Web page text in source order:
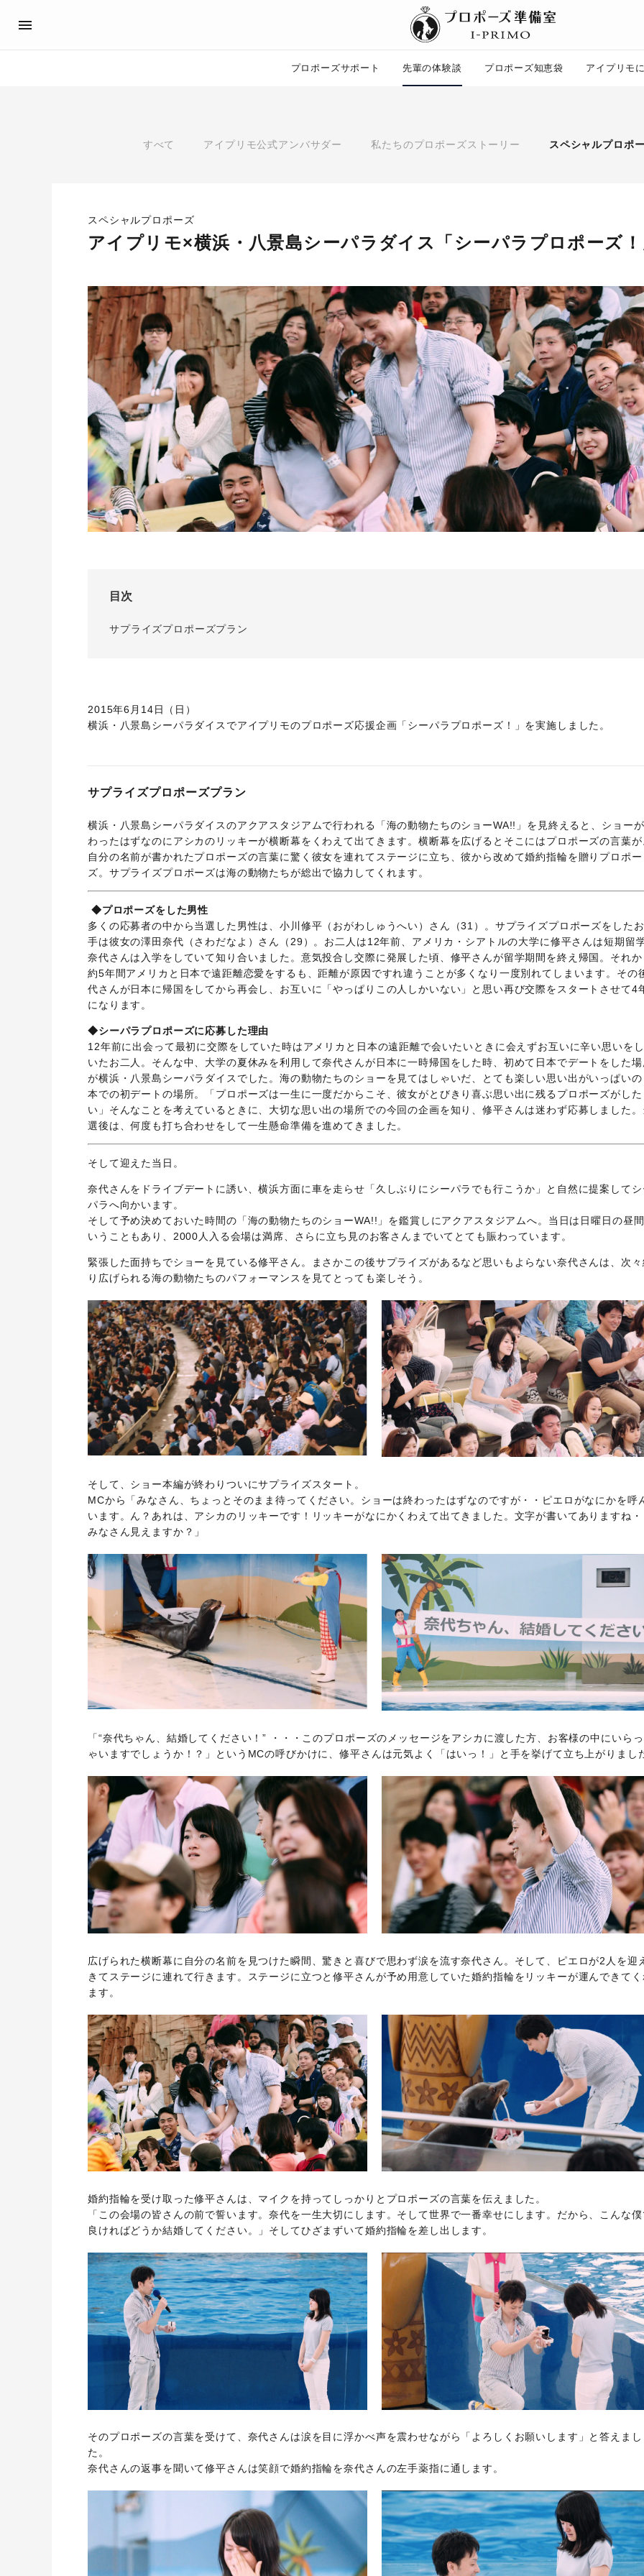
プロポーズサポート 先輩の体験談 プロポーズ知恵袋 アイプリモ
すべて アイプリモ公式アンバサダー 私たちのプロポーズストーリー スペシャルプロポ
スペシャルプロポーズ
アイプリモ×横浜・八景島シーパラダイス「シーパラプロポーズ
目次
サプライズプロポーズプラン
2015年6月14日（日）
横浜・八景島シーパラダイスでアイプリモのプロポーズ応援企画「シーパラプロポーズ！」を実施しました。
サプライズプロポーズプラン
横浜・八景島シーパラダイスのアクアスタジアムで行われる「海の動物たちのショーWA!!」を見終えると、ショー
わったはずなのにアシカのリッキーが横断幕をくわえて出てきます。横断幕を広げるとそこにはプロポーズの言葉
自分の名前が書かれたプロポーズの言葉に驚く彼女を連れてステージに立ち、彼から改めて婚約指輪を贈りプロポー
ズ。サプライズプロポーズは海の動物たちが総出で協力してくれます。
◆プロポーズをした男性
多くの応募者の中から当選した男性は、小川修平（おがわしゅうへい）さん（31）。サプライズプロポーズをした
手は彼女の澤田奈代（さわだなよ）さん（29）。お二人は12年前、アメリカ・シアトルの大学に修平さんは短期留
奈代さんは入学をしていて知り合いました。意気投合し交際に発展した頃、修平さんが留学期間を終え帰国。それ
約5年間アメリカと日本で遠距離恋愛をするも、距離が原因ですれ違うことが多くなり一度別れてしまいます。その
代さんが日本に帰国をしてから再会し、お互いに「やっぱりこの人しかいない」と思い再び交際をスタートさせて4
になります。
◆シーパラプロポーズに応募した理由
12年前に出会って最初に交際をしていた時はアメリカと日本の遠距離で会いたいときに会えずお互いに辛い思いを
いたお二人。そんな中、大学の夏休みを利用して奈代さんが日本に一時帰国をした時、初めて日本でデートをした
が横浜・八景島シーパラダイスでした。海の動物たちのショーを見てはしゃいだ、とても楽しい思い出がいっぱい
本での初デートの場所。「プロポーズは一生に一度だからこそ、彼女がとびきり喜ぶ思い出に残るプロポーズがした
い」そんなことを考えているときに、大切な思い出の場所での今回の企画を知り、修平さんは迷わず応募しました
選後は、何度も打ち合わせをして一生懸命準備を進めてきました。
そして迎えた当日。
奈代さんをドライブデートに誘い、横浜方面に車を走らせ「久しぶりにシーパラでも行こうか」と自然に提案して
パラへ向かいます。
そして予め決めておいた時間の「海の動物たちのショーWA!!」を鑑賞しにアクアスタジアムへ。当日は日曜日の昼
いうこともあり、2000人入る会場は満席、さらに立ち見のお客さんまでいてとても賑わっています。
緊張した面持ちでショーを見ている修平さん。まさかこの後サプライズがあるなど思いもよらない奈代さんは、次
り広げられる海の動物たちのパフォーマンスを見てとっても楽しそう。
そして、ショー本編が終わりついにサプライズスタート。
MCから「みなさん、ちょっとそのまま待ってください。ショーは終わったはずなのですが・・ピエロがなにかを呼
います。ん？あれは、アシカのリッキーです！リッキーがなにかくわえて出てきました。文字が書いてありますね
みなさん見えますか？」
「“奈代ちゃん、結婚してください！” ・・・このプロポーズのメッセージをアシカに渡した方、お客様の中にいら
ゃいますでしょうか！？」というMCの呼びかけに、修平さんは元気よく「はいっ！」と手を挙げて立ち上がりまし
広げられた横断幕に自分の名前を見つけた瞬間、驚きと喜びで思わず涙を流す奈代さん。そして、ピエロが2人を迎
きてステージに連れて行きます。ステージに立つと修平さんが予め用意していた婚約指輪をリッキーが運んできて
ます。
婚約指輪を受け取った修平さんは、マイクを持ってしっかりとプロポーズの言葉を伝えました。
「この会場の皆さんの前で誓います。奈代を一生大切にします。そして世界で一番幸せにします。だから、こんな
良ければどうか結婚してください。」そしてひざまずいて婚約指輪を差し出します。
そのプロポーズの言葉を受けて、奈代さんは涙を目に浮かべ声を震わせながら「よろしくお願いします」と答えまし
た。
奈代さんの返事を聞いて修平さんは笑顔で婚約指輪を奈代さんの左手薬指に通します。
おすすめの婚約指輪
パーフェクトプロポーズリング
ピックアップ
場所
言葉 エピソード
ニュース
婚約指輪のご購入と
プロポーズのご相談
I-PRIMO公式サイト
I-PRIMO公式オンラインショップ
Follow us on